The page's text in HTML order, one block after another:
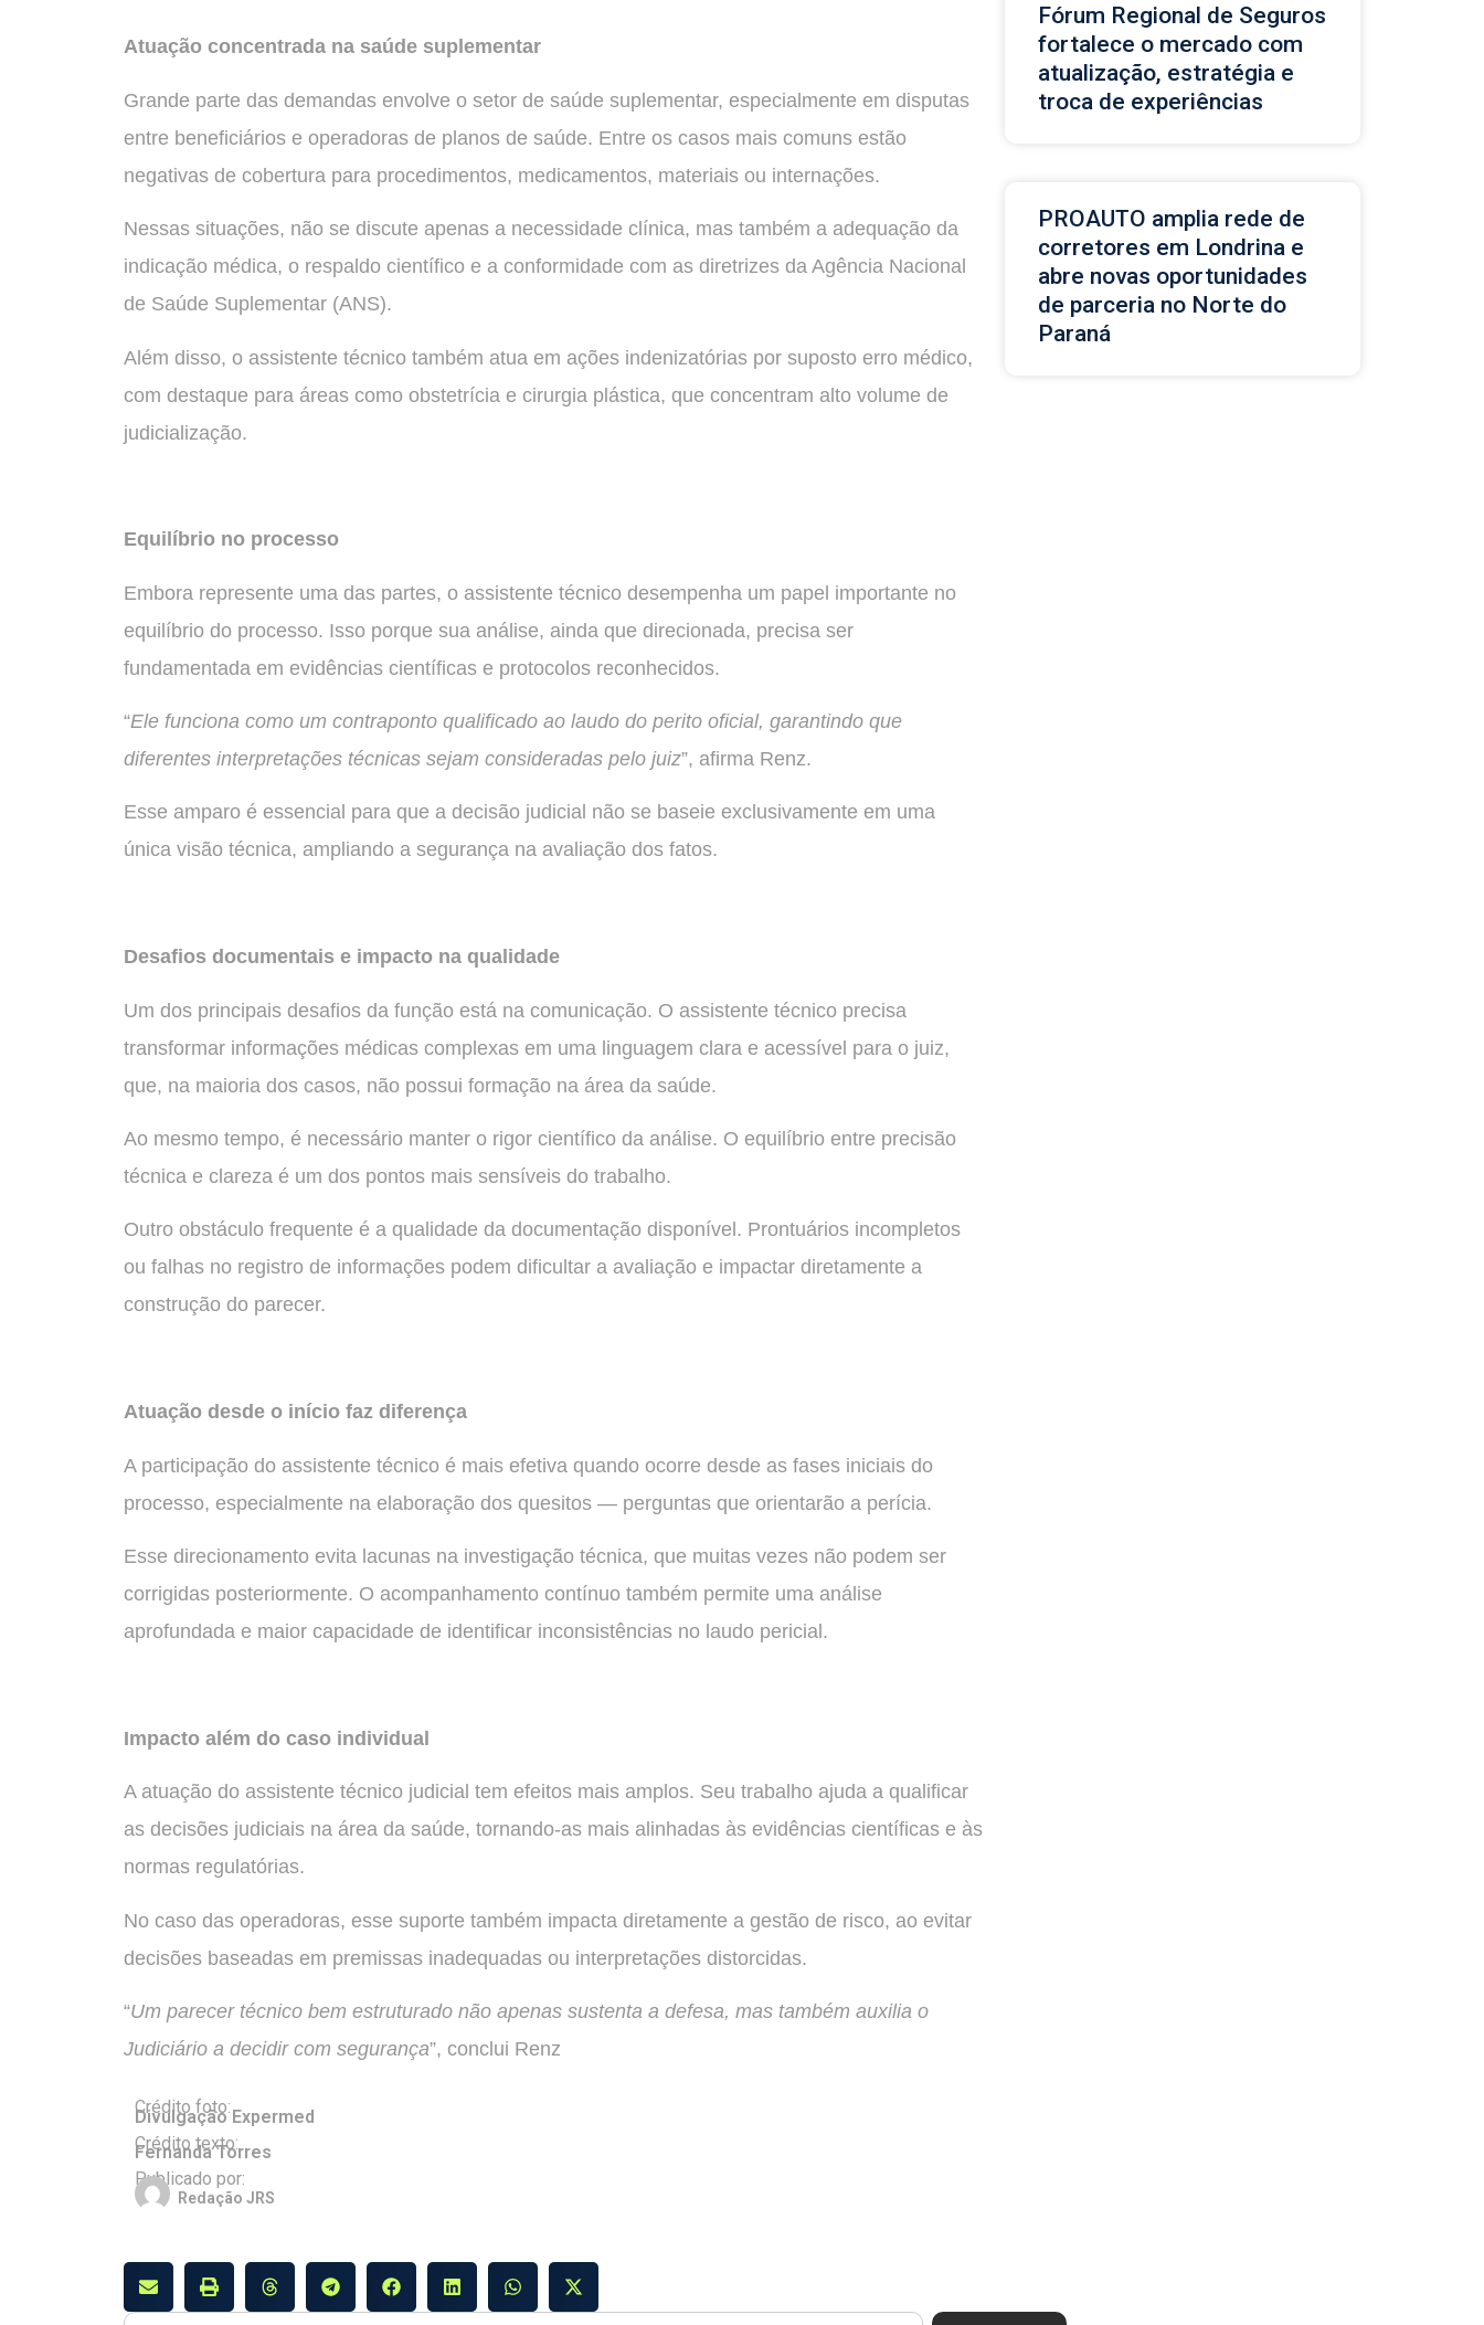
Atuação concentrada na saúde suplementar
Grande parte das demandas envolve o setor de saúde suplementar, especialmente em disputas
entre beneficiários e operadoras de planos de saúde. Entre os casos mais comuns estão
negativas de cobertura para procedimentos, medicamentos, materiais ou internações.
Nessas situações, não se discute apenas a necessidade clínica, mas também a adequação da
indicação médica, o respaldo científico e a conformidade com as diretrizes da Agência Nacional
de Saúde Suplementar (ANS).
Além disso, o assistente técnico também atua em ações indenizatórias por suposto erro médico,
com destaque para áreas como obstetrícia e cirurgia plástica, que concentram alto volume de
judicialização.
Equilíbrio no processo
Embora represente uma das partes, o assistente técnico desempenha um papel importante no
equilíbrio do processo. Isso porque sua análise, ainda que direcionada, precisa ser
fundamentada em evidências científicas e protocolos reconhecidos.
“Ele funciona como um contraponto qualificado ao laudo do perito oficial, garantindo que
diferentes interpretações técnicas sejam consideradas pelo juiz”, afirma Renz.
Esse amparo é essencial para que a decisão judicial não se baseie exclusivamente em uma
única visão técnica, ampliando a segurança na avaliação dos fatos.
Desafios documentais e impacto na qualidade
Um dos principais desafios da função está na comunicação. O assistente técnico precisa
transformar informações médicas complexas em uma linguagem clara e acessível para o juiz,
que, na maioria dos casos, não possui formação na área da saúde.
Ao mesmo tempo, é necessário manter o rigor científico da análise. O equilíbrio entre precisão
técnica e clareza é um dos pontos mais sensíveis do trabalho.
Outro obstáculo frequente é a qualidade da documentação disponível. Prontuários incompletos
ou falhas no registro de informações podem dificultar a avaliação e impactar diretamente a
construção do parecer.
Atuação desde o início faz diferença
A participação do assistente técnico é mais efetiva quando ocorre desde as fases iniciais do
processo, especialmente na elaboração dos quesitos — perguntas que orientarão a perícia.
Esse direcionamento evita lacunas na investigação técnica, que muitas vezes não podem ser
corrigidas posteriormente. O acompanhamento contínuo também permite uma análise
aprofundada e maior capacidade de identificar inconsistências no laudo pericial.
Impacto além do caso individual
A atuação do assistente técnico judicial tem efeitos mais amplos. Seu trabalho ajuda a qualificar
as decisões judiciais na área da saúde, tornando-as mais alinhadas às evidências científicas e às
normas regulatórias.
No caso das operadoras, esse suporte também impacta diretamente a gestão de risco, ao evitar
decisões baseadas em premissas inadequadas ou interpretações distorcidas.
“Um parecer técnico bem estruturado não apenas sustenta a defesa, mas também auxilia o
Judiciário a decidir com segurança”, conclui Renz
Crédito foto:
Divulgação Expermed
Crédito texto:
Fernanda Torres
Publicado por:
Redação JRS
Fórum Regional de Seguros
fortalece o mercado com
atualização, estratégia e
troca de experiências
PROAUTO amplia rede de
corretores em Londrina e
abre novas oportunidades
de parceria no Norte do
Paraná